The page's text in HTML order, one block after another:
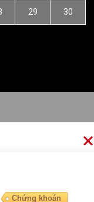
29 30
Chứng khoán